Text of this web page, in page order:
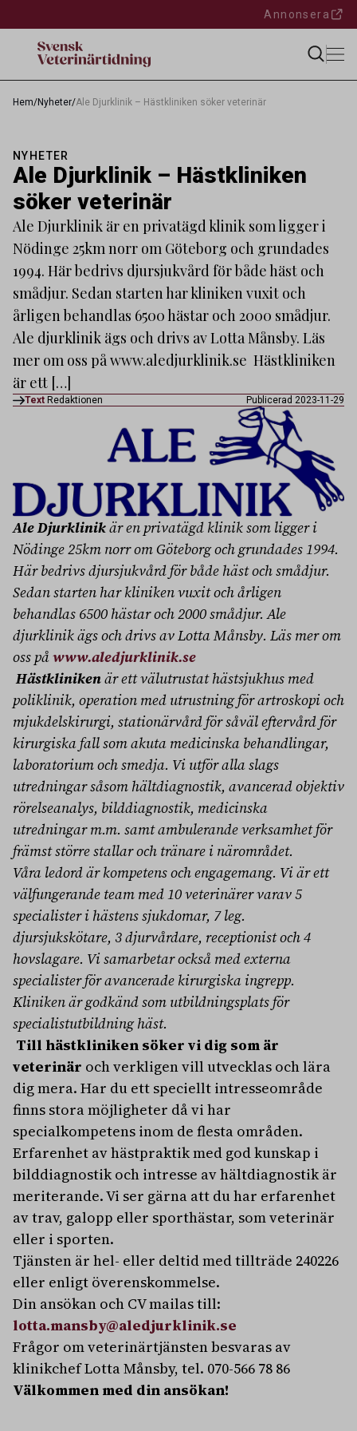
Annonsera
Hem/Nyheter/Ale Djurklinik – Hästkliniken söker veterinär
NYHETER
Ale Djurklinik – Hästkliniken
söker veterinär
Ale Djurklinik är en privatägd klinik som ligger i
Nödinge 25km norr om Göteborg och grundades
1994. Här bedrivs djursjukvård för både häst och
smådjur. Sedan starten har kliniken vuxit och
årligen behandlas 6500 hästar och 2000 smådjur.
Ale djurklinik ägs och drivs av Lotta Månsby. Läs
mer om oss på www.aledjurklinik.se Hästkliniken
är ett […]
Text Redaktionen Publicerad 2023-11-29
Ale Djurklinikär en privatägd klinik som ligger i
Nödinge 25km norr om Göteborg och grundades 1994.
Här bedrivs djursjukvård för både häst och smådjur.
Sedan starten har kliniken vuxit och årligen
behandlas 6500 hästar och 2000 smådjur. Ale
djurklinik ägs och drivs av Lotta Månsby. Läs mer om
oss påwww.aledjurklinik.se
Hästklinikenär ett välutrustat hästsjukhus med
poliklinik, operation med utrustning för artroskopi och
mjukdelskirurgi, stationärvård för såväl eftervård för
kirurgiska fall som akuta medicinska behandlingar,
laboratorium och smedja. Vi utför alla slags
utredningar såsom hältdiagnostik, avancerad objektiv
rörelseanalys, bilddiagnostik, medicinska
utredningar m.m. samt ambulerande verksamhet för
främst större stallar och tränare i närområdet.
Våra ledord är kompetens och engagemang. Vi är ett
välfungerande team med 10 veterinärer varav 5
specialister i hästens sjukdomar, 7 leg.
djursjukskötare, 3 djurvårdare, receptionist och 4
hovslagare. Vi samarbetar också med externa
specialister för avancerade kirurgiska ingrepp.
Kliniken är godkänd som utbildningsplats för
specialistutbildning häst.
Till hästkliniken söker vi dig som är
veterinär och verkligen vill utvecklas och lära
dig mera. Har du ett speciellt intresseområde
finns stora möjligheter då vi har
specialkompetens inom de flesta områden.
Erfarenhet av hästpraktik med god kunskap i
bilddiagnostik och intresse av hältdiagnostik är
meriterande. Vi ser gärna att du har erfarenhet
av trav, galopp eller sporthästar, som veterinär
eller i sporten.
Tjänsten är hel- eller deltid med tillträde 240226
eller enligt överenskommelse.
Din ansökan och CV mailas till:
lotta.mansby@aledjurklinik.se
Frågor om veterinärtjänsten besvaras av
klinikchef Lotta Månsby, tel. 070-566 78 86
Välkommen med din ansökan!